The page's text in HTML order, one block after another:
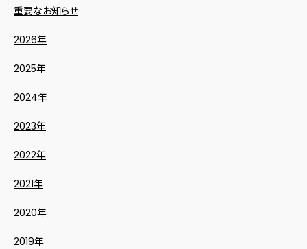
重要なお知らせ
2026年
2025年
2024年
2023年
2022年
2021年
2020年
2019年